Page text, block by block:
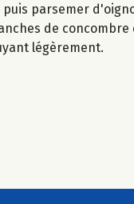
puis parsemer
de
légèrement.